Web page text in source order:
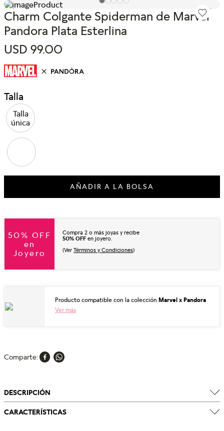
Charm Colgante Spiderman de Marvel
Pandora Plata Esterlina
USD 99.00
Talla
Talla
única
AÑADIR A LA BOLSA
50% OFF
en
Joyero
Compra 2 o más joyas y recibe
50% OFF en joyero.
(Ver Términos y Condiciones)
Producto compatible con la colección Marvel x Pandora
Ver más
Comparte
DESCRIPCIÓN
CARACTERÍSTICAS